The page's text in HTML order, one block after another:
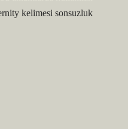
kelimesi sonsuzluk